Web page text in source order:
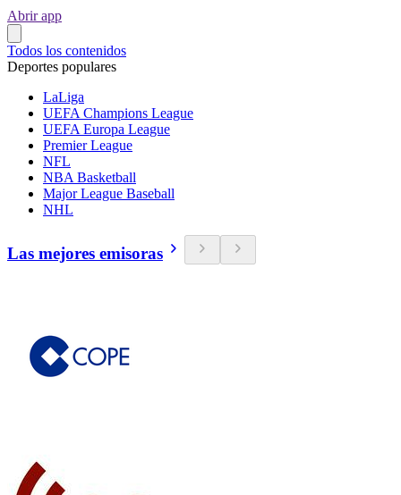
Abrir app
Todos los contenidos
Deportes populares
LaLiga
UEFA Champions League
UEFA Europa League
Premier League
NFL
NBA Basketball
Major League Baseball
NHL
Las mejores emisoras